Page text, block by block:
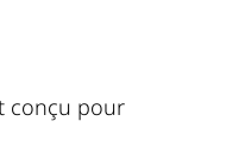
conçu pour